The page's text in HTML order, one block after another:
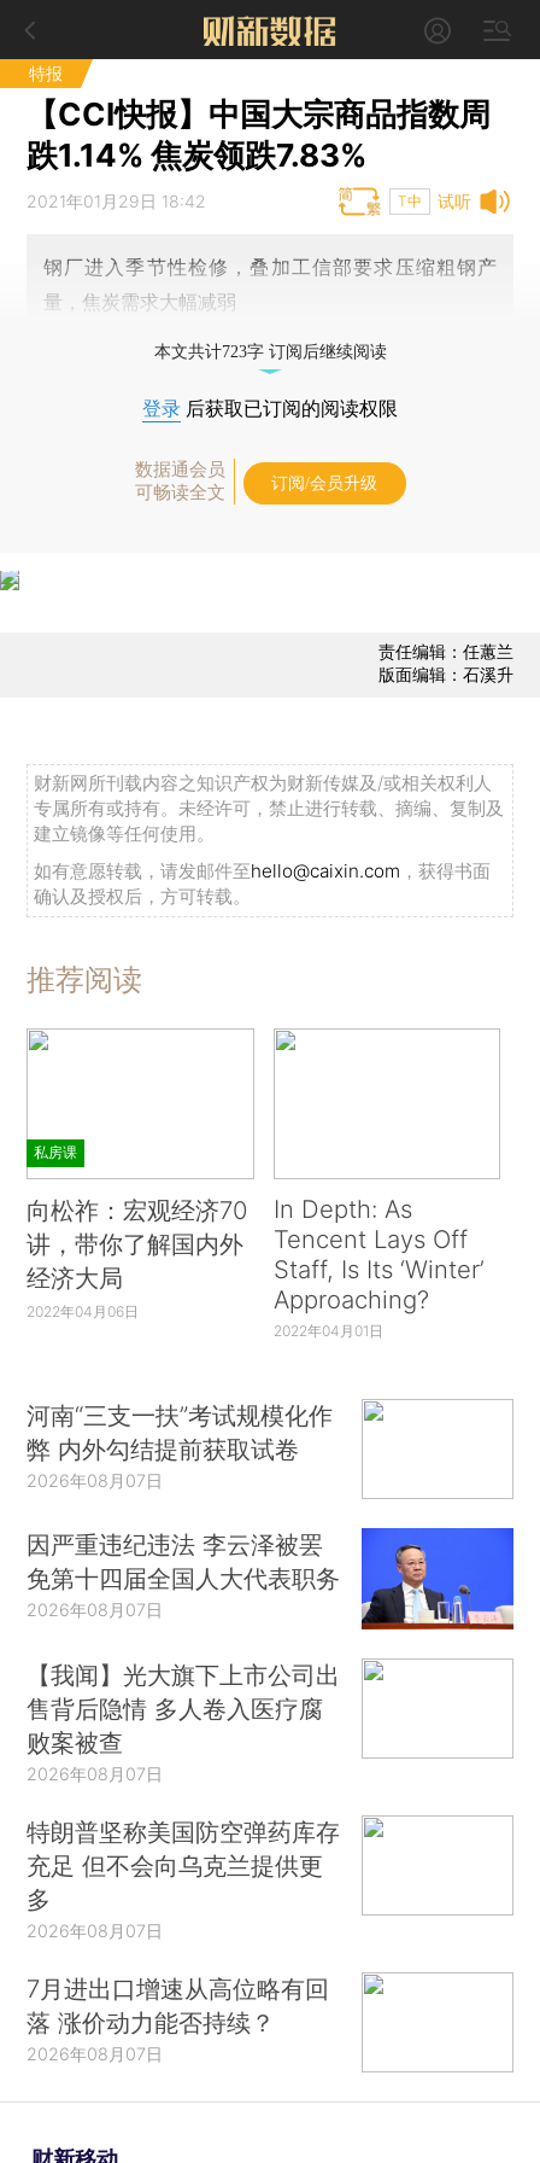
特报
【CCI快报】中国大宗商品指数周
跌1.14% 焦炭领跌7.83%
试听
2021年01月29日 18:42 T中
钢厂进入季节性检修，叠加工信部要求压缩粗钢产
量，焦炭需求大幅减弱
本文共计723字 订阅后继续阅读
登录 后获取已订阅的阅读权限
数据通会员
可畅读全文
订阅/会员升级
责任编辑：任蕙兰
版面编辑：石溪升
财新网所刊载内容之知识产权为财新传媒及/或相关权利人
专属所有或持有。未经许可，禁止进行转载、摘编、复制及
建立镜像等任何使用。
如有意愿转载，请发邮件至hello@caixin.com ，获得书面
确认及授权后，方可转载。
推荐阅读
私房课
向松祚：宏观经济70
讲，带你了解国内外
经济大局
2022年04月06日
In Depth: As
Tencent Lays Off
Staff, Is Its ‘Winter’
Approaching?
2022年04月01日
河南“三支一扶”考试规模化作
弊 内外勾结提前获取试卷
2026年08月07日
因严重违纪违法 李云泽被罢
免第十四届全国人大代表职务
2026年08月07日
【我闻】光大旗下上市公司出
售背后隐情 多人卷入医疗腐
败案被查
2026年08月07日
特朗普坚称美国防空弹药库存
充足 但不会向乌克兰提供更
多
2026年08月07日
7月进出口增速从高位略有回
落 涨价动力能否持续？
2026年08月07日